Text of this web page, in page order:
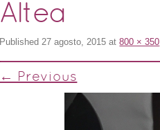
Altea
Published27 agosto, 2015 at800 × 350
← Previous